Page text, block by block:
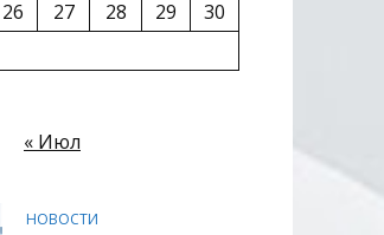
26 27 28 29
30
« Июл
НОВОСТИ